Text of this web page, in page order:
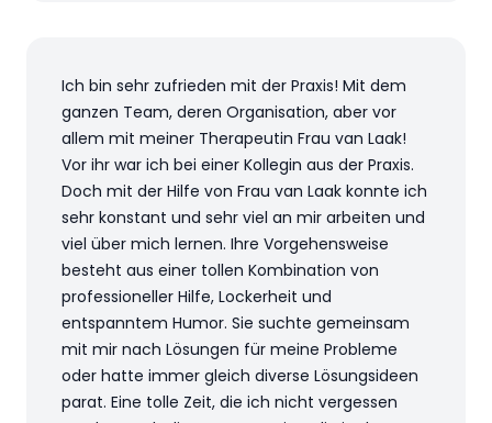
Ich bin sehr zufrieden mit der Praxis! Mit dem
ganzen Team, deren Organisation, aber vor
allem mit meiner Therapeutin Frau van Laak!
Vor ihr war ich bei einer Kollegin aus der Praxis.
Doch mit der Hilfe von Frau van Laak konnte ich
sehr konstant und sehr viel an mir arbeiten und
viel über mich lernen. Ihre Vorgehensweise
besteht aus einer tollen Kombination von
professioneller Hilfe, Lockerheit und
entspanntem Humor. Sie suchte gemeinsam
mit mir nach Lösungen für meine Probleme
oder hatte immer gleich diverse Lösungsideen
parat. Eine tolle Zeit, die ich nicht vergessen